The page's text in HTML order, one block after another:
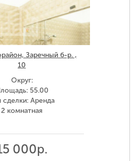
Заречный б-р. ,
10
Округ:
55.00
сделки: Аренда
2 комнатная
000р.